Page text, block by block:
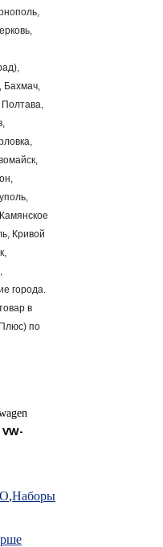
Бахмач,
Кривой
города.
в
по
VW-
,Наборы